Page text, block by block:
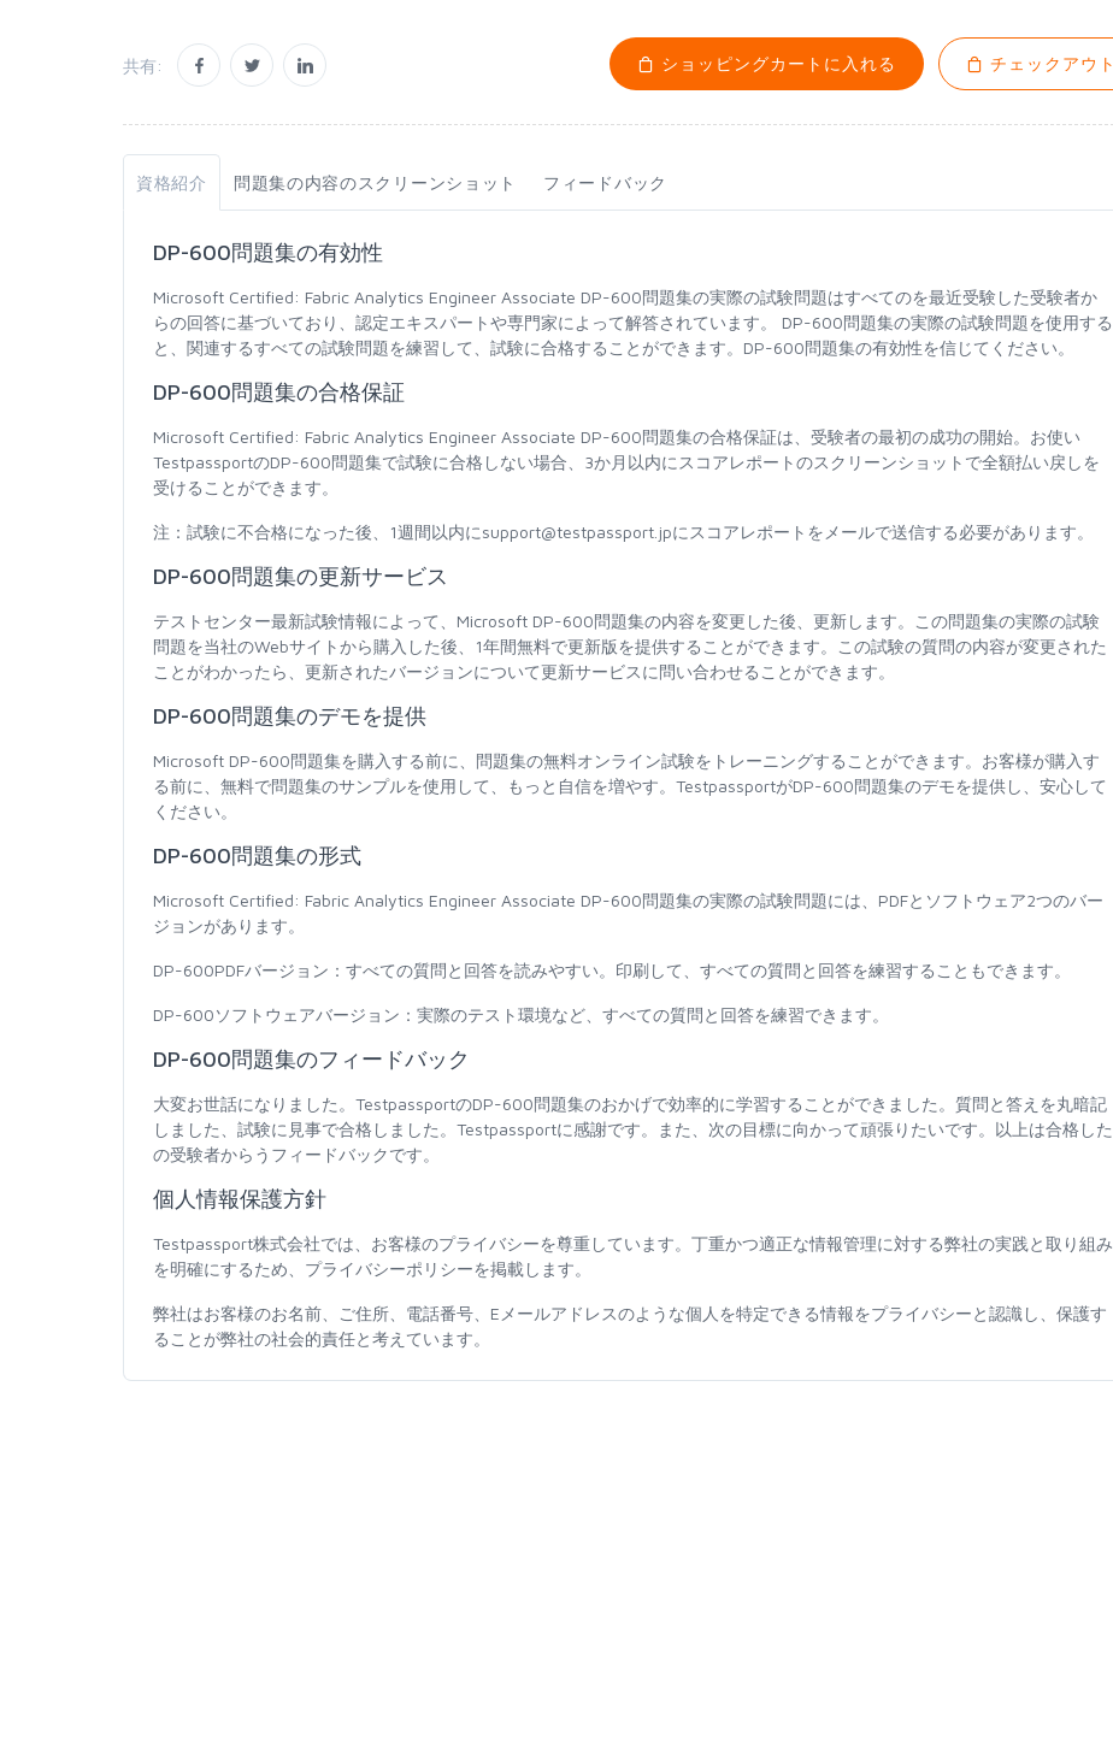
共有: ショッピングカートに入れる チェックアウト
資格紹介 問題集の内容のスクリーンショット フィードバック
DP-600問題集の有効性
Microsoft Certified: Fabric Analytics Engineer Associate DP-600問題集の実際の試験問題はすべてのを最近受験した受験者か
らの回答に基づいており、認定エキスパートや専門家によって解答されています。 DP-600問題集の実際の試験問題を使用する
と、関連するすべての試験問題を練習して、試験に合格することができます。DP-600問題集の有効性を信じてください。
DP-600問題集の合格保証
Microsoft Certified: Fabric Analytics Engineer Associate DP-600問題集の合格保証は、受験者の最初の成功の開始。お使い
TestpassportのDP-600問題集で試験に合格しない場合、3か月以内にスコアレポートのスクリーンショットで全額払い戻しを
受けることができます。
注：試験に不合格になった後、1週間以内にsupport@testpassport.jpにスコアレポートをメールで送信する必要があります。
DP-600問題集の更新サービス
テストセンター最新試験情報によって、Microsoft DP-600問題集の内容を変更した後、更新します。この問題集の実際の試験
問題を当社のWebサイトから購入した後、1年間無料で更新版を提供することができます。この試験の質問の内容が変更された
ことがわかったら、更新されたバージョンについて更新サービスに問い合わせることができます。
DP-600問題集のデモを提供
Microsoft DP-600問題集を購入する前に、問題集の無料オンライン試験をトレーニングすることができます。お客様が購入す
る前に、無料で問題集のサンプルを使用して、もっと自信を増やす。TestpassportがDP-600問題集のデモを提供し、安心して
ください。
DP-600問題集の形式
Microsoft Certified: Fabric Analytics Engineer Associate DP-600問題集の実際の試験問題には、PDFとソフトウェア2つのバー
ジョンがあります。
DP-600PDFバージョン：すべての質問と回答を読みやすい。印刷して、すべての質問と回答を練習することもできます。
DP-600ソフトウェアバージョン：実際のテスト環境など、すべての質問と回答を練習できます。
DP-600問題集のフィードバック
大変お世話になりました。TestpassportのDP-600問題集のおかげで効率的に学習することができました。質問と答えを丸暗記
しました、試験に見事で合格しました。Testpassportに感謝です。また、次の目標に向かって頑張りたいです。以上は合格した
の受験者からうフィードバックです。
個人情報保護方針
Testpassport株式会社では、お客様のプライバシーを尊重しています。丁重かつ適正な情報管理に対する弊社の実践と取り組み
を明確にするため、プライバシーポリシーを掲載します。
弊社はお客様のお名前、ご住所、電話番号、Eメールアドレスのような個人を特定できる情報をプライバシーと認識し、保護す
ることが弊社の社会的責任と考えています。